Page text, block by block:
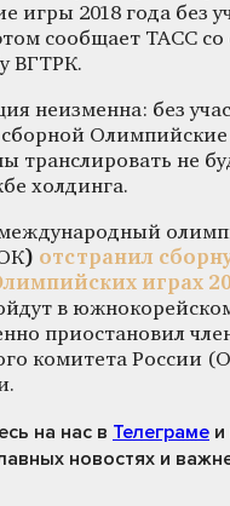
игры 2018 года без
сообщает ТАСС со
ВГТРК.
неизменна: без
сборной
транслировать не
холдинга.
) отстранил
играх
в
приостановил
комитета России
на нас в Телеграме
новостях и